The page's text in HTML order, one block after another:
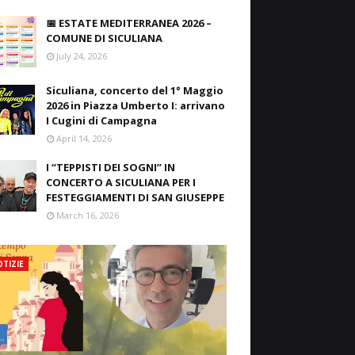
📅 ESTATE MEDITERRANEA 2026 –
COMUNE DI SICULIANA
July 24, 2026
Siculiana, concerto del 1° Maggio
2026 in Piazza Umberto I: arrivano
I Cugini di Campagna
April 14, 2026
I “TEPPISTI DEI SOGNI” IN
CONCERTO A SICULIANA PER I
FESTEGGIAMENTI DI SAN GIUSEPPE
March 16, 2026